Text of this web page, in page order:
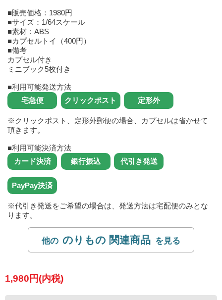
■販売価格：1980円
■サイズ：1/64スケール
■素材：ABS
■カプセルトイ（400円）
■備考
カプセル付き
ミニブック5枚付き
■利用可能発送方法
※クリックポスト、定形外郵便の場合、カプセルは省かせて
頂きます。
■利用可能決済方法
※代引き発送をご希望の場合は、発送方法は宅配便のみとな
ります。
のりもの 関連商品
1,980円(内税)